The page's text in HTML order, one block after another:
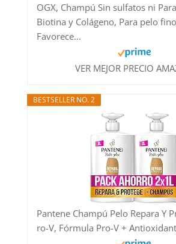
OGX, Champú Sin sulfatos ni
Biotina y Colágeno, Para pelo
Favorece...
VER MEJOR PRECIO
BESTSELLER NO. 2
Pantene Champú Pelo Repara Y
ro-V, Fórmula Pro-V +